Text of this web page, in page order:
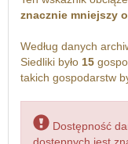
znacznie mniejszy
Według danych
Siedliki było 15
takich gospodarstw
Dostępność